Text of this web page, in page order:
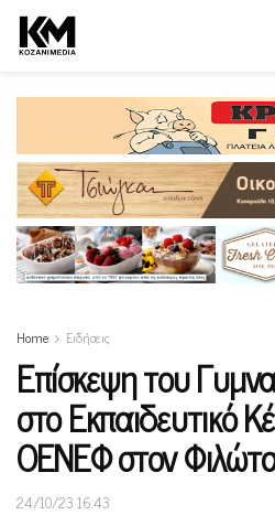
Home Ειδήσεις
Επίσκεψη του
στο Εκπαιδευτικό
ΟΕΝΕΦ στον
24/10/23 16:43